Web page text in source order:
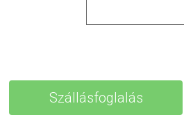
Szállásfoglalás